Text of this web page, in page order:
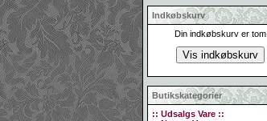
Indkøbskurv
Din indkøbskurv er tom
Butikskategorier
:: Udsalgs Vare ::